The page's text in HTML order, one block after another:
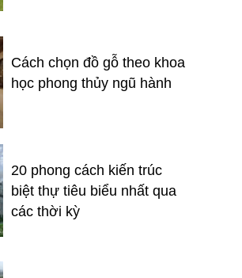
Cách chọn đồ gỗ theo khoa
học phong thủy ngũ hành
20 phong cách kiến trúc
biệt thự tiêu biểu nhất qua
các thời kỳ